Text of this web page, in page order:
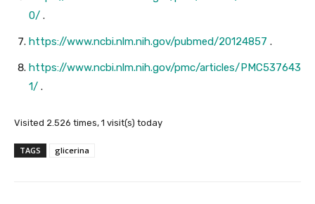
0/ .
https://www.ncbi.nlm.nih.gov/pubmed/20124857 .
https://www.ncbi.nlm.nih.gov/pmc/articles/PMC537643
1/ .
Visited 2.526 times, 1 visit(s) today
TAGS glicerina